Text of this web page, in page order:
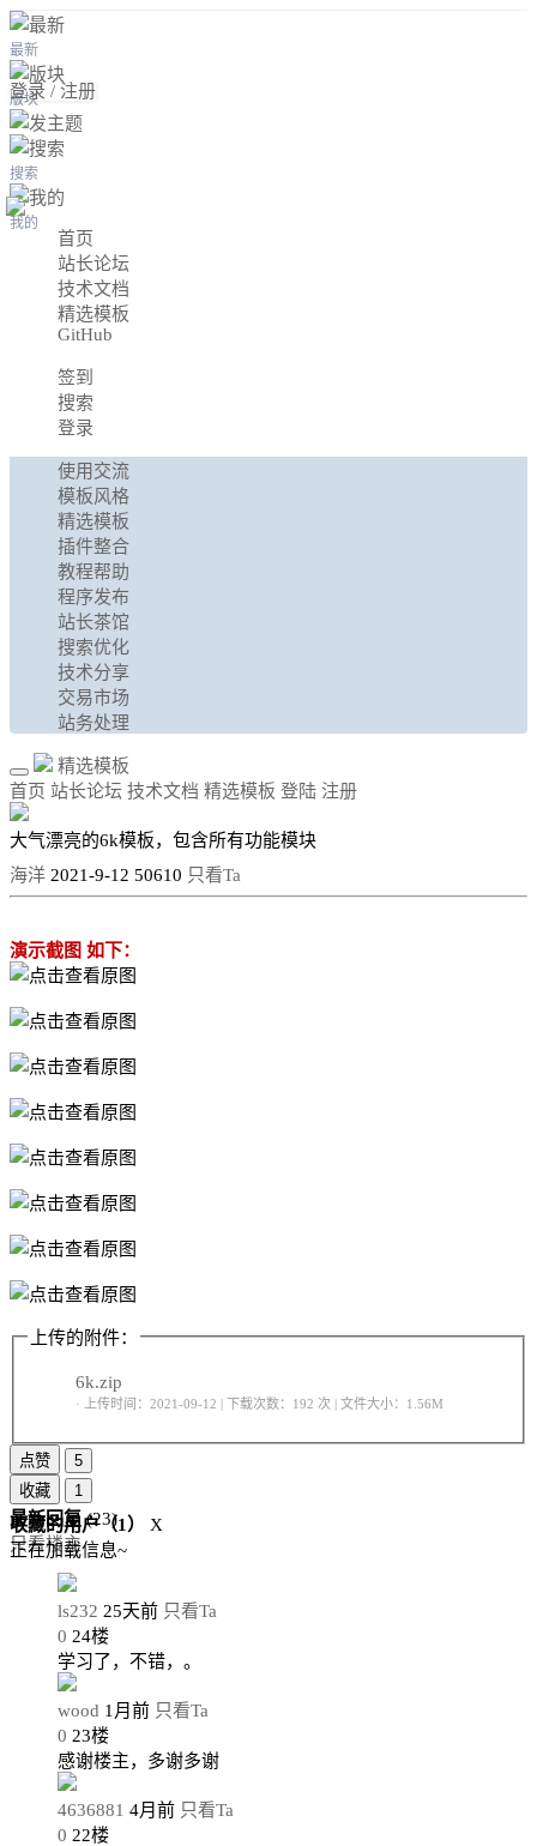
最新
版块
搜索
我的
登录 / 注册
首页
站长论坛
技术文档
精选模板
GitHub
签到
搜索
登录
使用交流
模板风格
精选模板
插件整合
教程帮助
程序发布
站长茶馆
搜索优化
技术分享
交易市场
站务处理
精选模板
首页 站长论坛 技术文档 精选模板 登陆 注册
大气漂亮的6k模板，包含所有功能模块
海洋 2021-9-12 50610 只看Ta
演示截图 如下：
上传的附件：
6k.zip
· 上传时间：2021-09-12 | 下载次数：192 次 | 文件大小：1.56M
点赞
5
收藏
1
收藏的用户（1 ）
X
正在加载信息~
最新回复(23)
只看楼主
ls232 25天前 只看Ta
0 24楼
学习了，不错，。
wood 1月前 只看Ta
0 23楼
感谢楼主，多谢多谢
4636881 4月前 只看Ta
0 22楼